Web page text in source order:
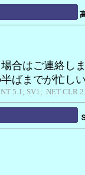
合はご連絡し
ばまでが忙し
5.1; SV1; .NET